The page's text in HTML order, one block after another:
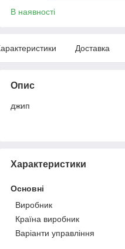
В наявності
Доставка
Опис
джип
Характеристики
Основні
Виробник
Країна виробник
Варіанти управління